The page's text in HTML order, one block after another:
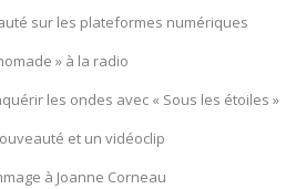
sur les plateformes numériques
» à la radio
les ondes avec « Sous les étoiles »
et un vidéoclip
à Joanne Corneau